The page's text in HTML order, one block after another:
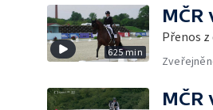
625 min
Přenos